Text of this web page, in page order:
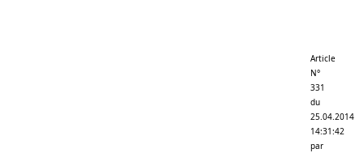
Article
N°
331
du
25.04.2014
14:31:42
par